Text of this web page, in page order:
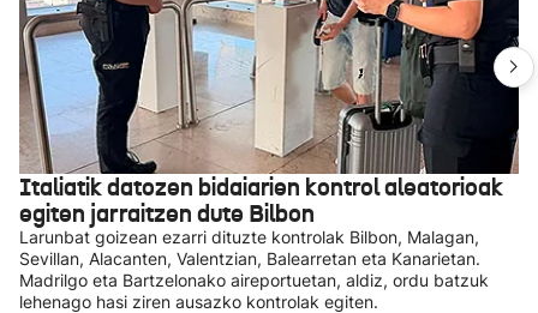
Italiatik datozen bidaiarien kontrol aleatorioak
egiten jarraitzen dute Bilbon
Larunbat goizean ezarri dituzte kontrolak Bilbon, Malagan,
Sevillan, Alacanten, Valentzian, Balearretan eta Kanarietan.
Madrilgo eta Bartzelonako aireportuetan, aldiz, ordu batzuk
lehenago hasi ziren ausazko kontrolak egiten.